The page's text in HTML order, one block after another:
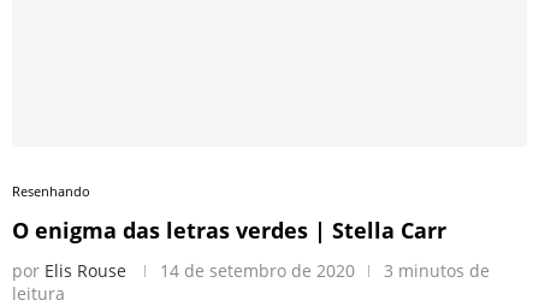
Resenhando
O enigma das letras verdes | Stella Carr
por Elis Rouse 14 de setembro de 2020
3 minutos de
leitura